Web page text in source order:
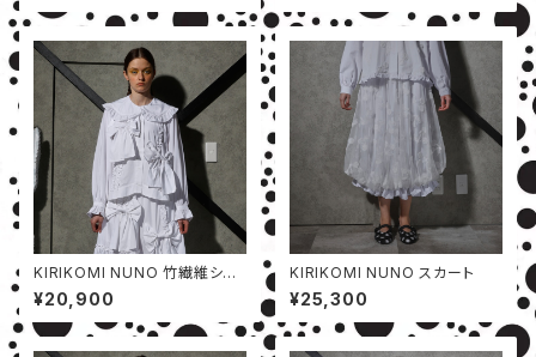
KIRIKOMI NUNO 竹繊維シャ
ツ
¥20,900
KIRIKOMI NUNO スカート
¥25,300